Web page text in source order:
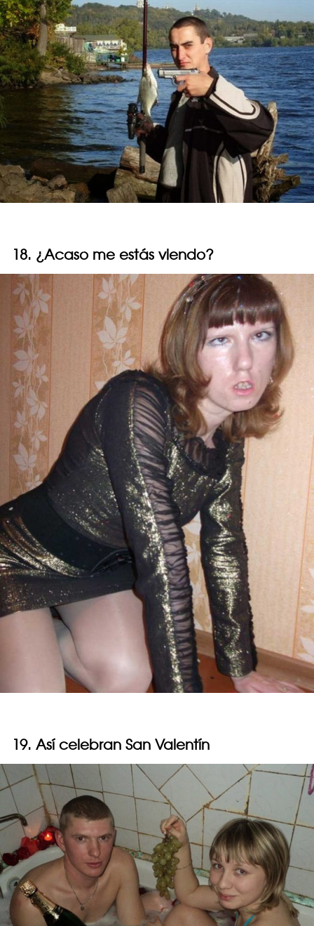
18. ¿Acaso me estás viendo?
19. Así celebran San Valentín